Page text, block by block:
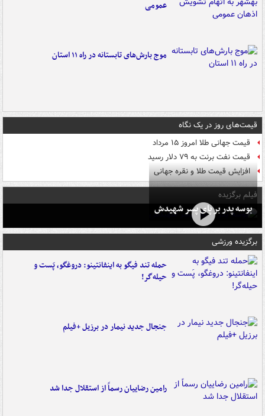
عمومی
موج بارش‌های تابستانه در راه ۱۱ استان
قیمت‌های روز در یک نگاه
قیمت جهانی طلا امروز ۱۵ مرداد
قیمت نفت برنت به ۷۹ دلار رسید
افزایش قیمت طلا و نقره جهانی
فیلم برگزیده
بوسه‌ پدر بر پای پسر شهیدش
برگزیده ورزشی
حمله تند فیگو به اینفانتینو: دروغگو، پَست‌ و
حیله‌گر!
جنجال جدید نیمار در برزیل +فیلم
رامین رضاییان رسماً از استقلال جدا شد